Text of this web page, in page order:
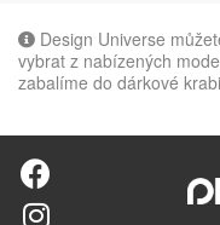
Design Universe
vybrat z nabízených
zabalíme do dárkové